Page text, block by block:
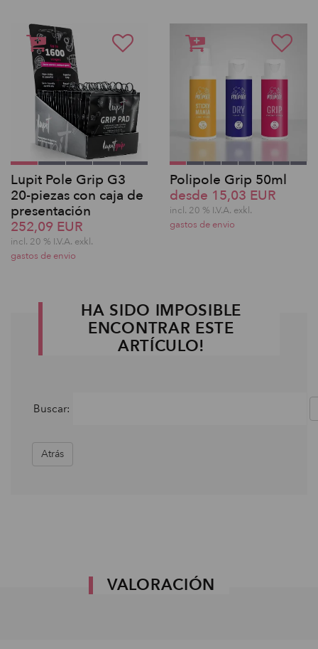
Lupit Pole Grip G3
20-piezas con caja de
presentación
252,09 EUR
incl. 20 % I.V.A. exkl.
gastos de envio
Polipole Grip 50ml
desde 15,03 EUR
incl. 20 % I.V.A. exkl.
gastos de envio
HA SIDO IMPOSIBLE
ENCONTRAR ESTE
ARTÍCULO!
Buscar:
Atrás
VALORACIÓN